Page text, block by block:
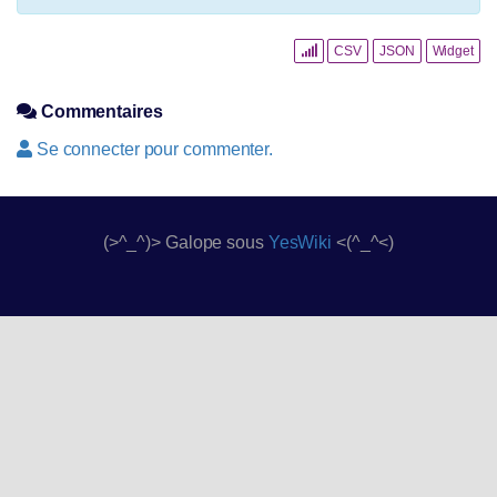
CSV JSON Widget
Commentaires
Se connecter pour commenter.
(>^_^)> Galope sous YesWiki <(^_^<)